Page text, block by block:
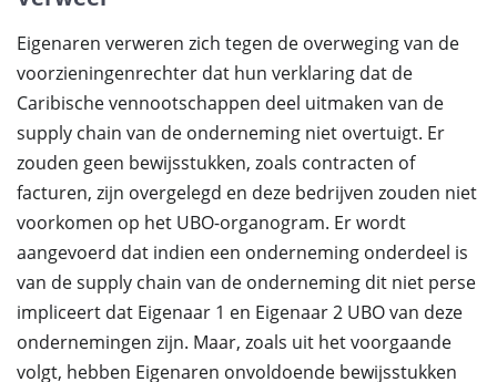
Eigenaren verweren zich tegen de overweging van de
voorzieningenrechter dat hun verklaring dat de
Caribische vennootschappen deel uitmaken van de
supply chain van de onderneming niet overtuigt. Er
zouden geen bewijsstukken, zoals contracten of
facturen, zijn overgelegd en deze bedrijven zouden niet
voorkomen op het UBO-organogram. Er wordt
aangevoerd dat indien een onderneming onderdeel is
van de supply chain van de onderneming dit niet perse
impliceert dat Eigenaar 1 en Eigenaar 2 UBO van deze
ondernemingen zijn. Maar, zoals uit het voorgaande
volgt, hebben Eigenaren onvoldoende bewijsstukken